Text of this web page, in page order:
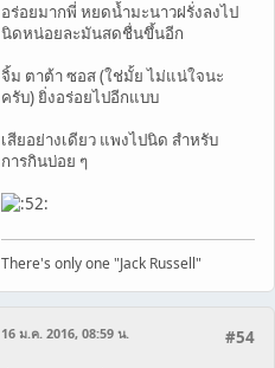
อร่อยมากพี่ หยดน้ำมะนาวฝรั่งลงไป
นิดหน่อยละมันสดชื่นขึ้นอีก
ิจิ้ม ตาต้า ซอส (ใช่มั้ย ไม่แน่ใจนะ
ครับ) ยิ่งอร่อยไปอีกแบบ
เสียอย่างเดียว แพงไปนิด สำหรับ
การกินบ่อย ๆ
There's only one "Jack Russell"
#54
16 ม.ค. 2016, 08:59 น.